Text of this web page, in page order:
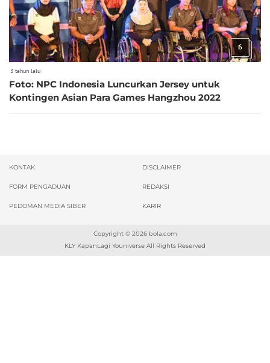
6
3 tahun lalu
Foto: NPC Indonesia Luncurkan Jersey untuk
Kontingen Asian Para Games Hangzhou 2022
KONTAK DISCLAIMER
FORM PENGADUAN REDAKSI
PEDOMAN MEDIA SIBER KARIR
Copyright © 2026 bola.com
KLY KapanLagi Youniverse All Rights Reserved